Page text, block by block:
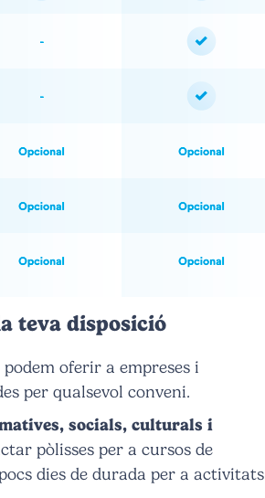
teva disposició
oferir a empreses i
per qualsevol conveni.
socials, culturals i
pòlisses per a cursos de
dies de durada per a activitats